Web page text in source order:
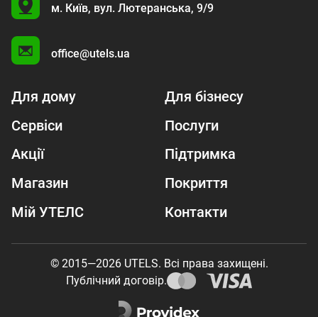
U
м. Київ, вул. Лютеранська, 9/9
office@utels.ua
Для дому
Для бізнесу
Сервіси
Послуги
Акції
Підтримка
Магазин
Покриття
Мій УТЕЛС
Контакти
© 2015—2026 UTELS. Всі права захищені.
Публічний договір.